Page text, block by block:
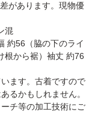
があります。現物優
混
約56（脇の下のライ
根から裾）袖丈 約76
ます。古着ですので
るかもしれません。
チ等の加工技術にご